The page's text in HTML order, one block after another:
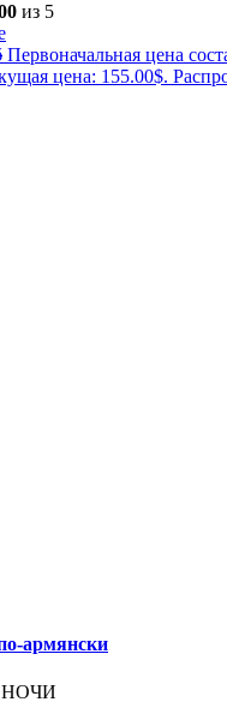
из 5
Первоначальная цена
цена: 155.00$.
армянски
НОЧИ